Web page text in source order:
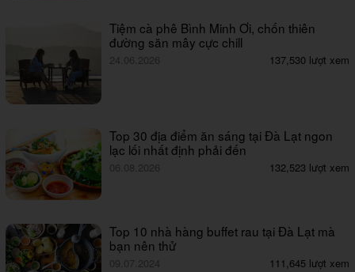
Tiệm cà phê Bình Minh Ơi, chốn thiên
đường săn mây cực chill
24.06.2026 137,530 lượt xem
Top 30 địa điểm ăn sáng tại Đà Lạt ngon
lạc lối nhất định phải đến
06.08.2026 132,523 lượt xem
Top 10 nhà hàng buffet rau tại Đà Lạt mà
bạn nên thử
09.07.2024 111,645 lượt xem